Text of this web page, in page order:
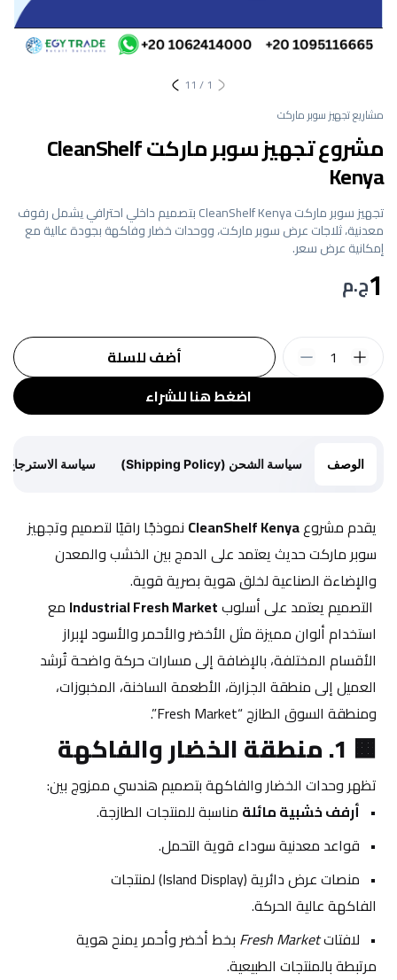
1
/
11
مشاريع تجهيز سوبر ماركت
مشروع تجهيز سوبر ماركت CleanShelf
Kenya
تجهيز سوبر ماركت CleanShelf Kenya بتصميم داخلي احترافي يشمل رفوف
معدنية، ثلاجات عرض سوبر ماركت، ووحدات خضار وفاكهة بجودة عالية مع
إمكانية عرض سعر.
1ج.م
اضغط هنا للشراء
أضف للسلة 1
الوصف سياسة الشحن (Shipping Policy) سياسة الاسترجاع (Return Policy)
يقدم مشروع CleanShelf Kenya
نموذجًا راقيًا لتصميم وتجهيز
والإضاءة الصناعية لخلق هوية بصرية قوية.
Industrial Fresh Market
استخدام ألوان مميزة مثل الأخضر والأحمر والأسود لإبراز
ومنطقة السوق الطازج “Fresh Market”.
🟧 1. منطقة الخضار والفاكهة
تظهر وحدات الخضار والفاكهة بتصميم هندسي ممزوج بين:
أرفف خشبية مائلة مناسبة للمنتجات الطازجة.
قواعد معدنية سوداء قوية التحمل.
الفاكهة عالية الحركة.
لافتات Fresh Market
مرتبطة بالمنتجات الطبيعية.